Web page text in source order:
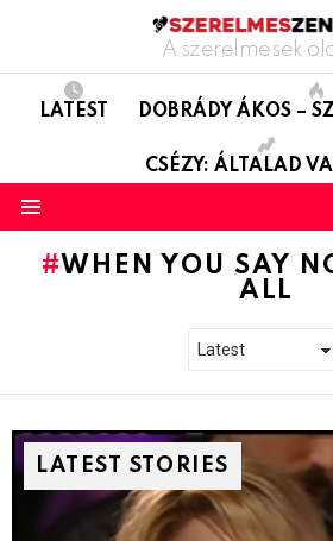
A szerelmesek
LATEST DOBRÁDY ÁKOS –
CSÉZY: ÁLTALAD
WHEN YOU SAY
ALL
LATEST STORIES